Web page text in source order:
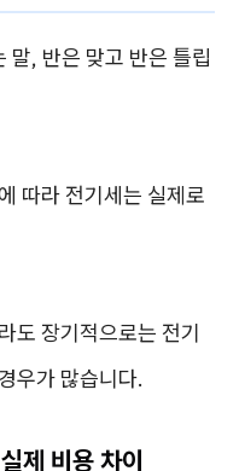
말, 반은 맞고 반은 틀립
따라 전기세는 실제로
도 장기적으로는 전기
우가 많습니다.
제 비용 차이